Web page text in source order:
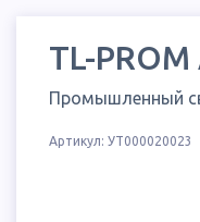
TL-
Промышленный
Артикул: УТ000020023